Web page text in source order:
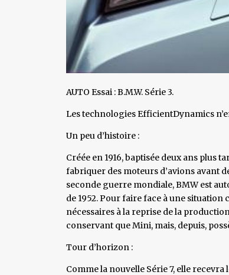
AUTO Essai : B.M.W. Série 3.
Les technologies EfficientDynamics
Un peu d’histoire :
Créée en 1916, baptisée deux ans plus
fabriquer des moteurs d’avions avant
seconde guerre mondiale, BMW est
de 1952. Pour faire face à une
nécessaires à la reprise de la
conservant que Mini, mais, depuis,
Tour d’horizon :
Comme la nouvelle Série 7, elle